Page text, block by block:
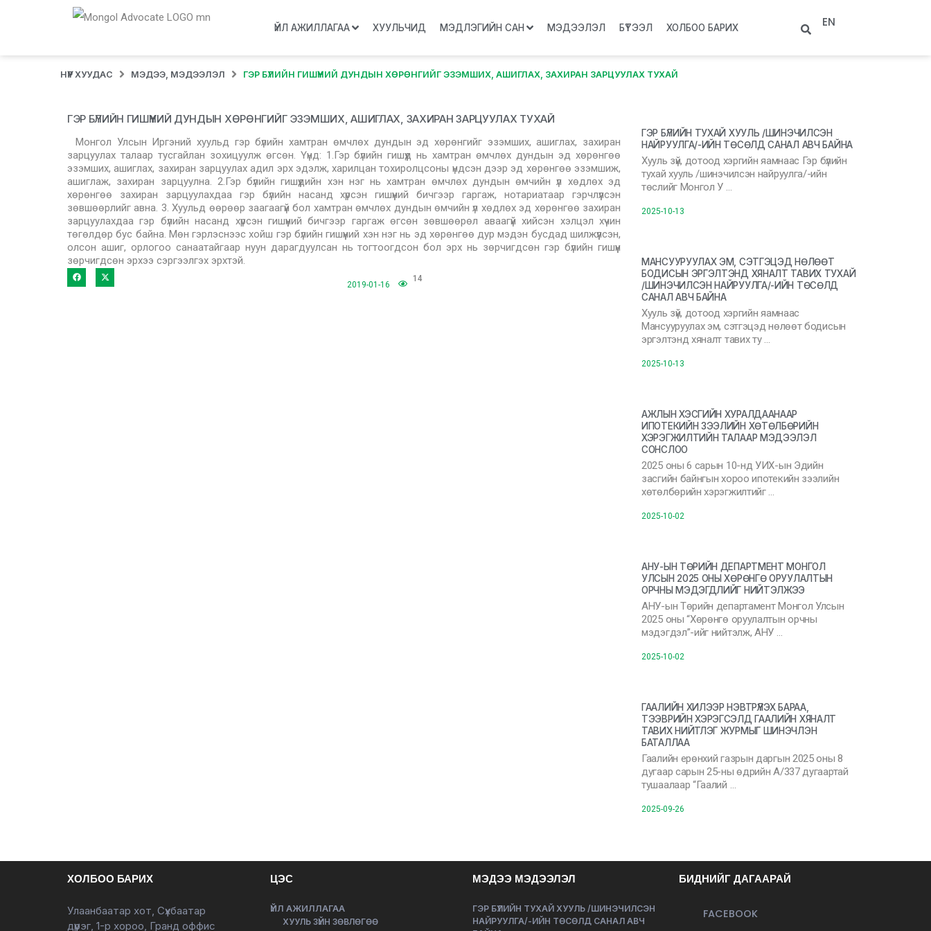
ҮЙЛ АЖИЛЛАГАА ХУУЛЬЧИД МЭДЛЭГИЙН САН МЭДЭЭЛЭЛ БҮТЭЭЛ ХОЛБОО БАРИХ EN
НҮҮР ХУУДАС МЭДЭЭ, МЭДЭЭЛЭЛ ГЭР БҮЛИЙН ГИШҮҮНИЙ ДУНДЫН ХӨРӨНГИЙГ ЭЗЭМШИХ, АШИГЛАХ, ЗАХИРАН ЗАРЦУУЛАХ ТУХАЙ
ГЭР БҮЛИЙН ГИШҮҮНИЙ ДУНДЫН ХӨРӨНГИЙГ ЭЗЭМШИХ, АШИГЛАХ, ЗАХИРАН ЗАРЦУУЛАХ ТУХАЙ
Монгол Улсын Иргэний хуульд гэр бүлийн хамтран өмчлөх дундын эд хөрөнгийг эзэмших, ашиглах, захиран
зарцуулах талаар тусгайлан зохицуулж өгсөн. Үүнд: 1.Гэр бүлийн гишүүд нь хамтран өмчлөх дундын эд хөрөнгөө
эзэмших, ашиглах, захиран зарцуулах адил эрх эдэлж, харилцан тохиролцсоны үндсэн дээр эд хөрөнгөө эзэмшиж,
ашиглаж, захиран зарцуулна. 2.Гэр бүлийн гишүүдийн хэн нэг нь хамтран өмчлөх дундын өмчийн үл хөдлөх эд
хөрөнгөө захиран зарцуулахдаа гэр бүлийн насанд хүрсэн гишүүний бичгээр гаргаж, нотариатаар гэрчлүүлсэн
зөвшөөрлийг авна. 3. Хуульд өөрөөр заагаагүй бол хамтран өмчлөх дундын өмчийн үл хөдлөх эд хөрөнгөө захиран
зарцуулахдаа гэр бүлийн насанд хүрсэн гишүүний бичгээр гаргаж өгсөн зөвшөөрөл аваагүй хийсэн хэлцэл хүчин
төгөлдөр бус байна. Мөн гэрлэснээс хойш гэр бүлийн гишүүний хэн нэг нь эд хөрөнгөө дур мэдэн бусдад шилжүүлсэн,
олсон ашиг, орлогоо санаатайгаар нуун дарагдуулсан нь тогтоогдсон бол эрх нь зөрчигдсөн гэр бүлийн гишүүн
зөрчигдсөн эрхээ сэргээлгэх эрхтэй.
2019-01-16
14
ГЭР БҮЛИЙН ТУХАЙ ХУУЛЬ /ШИНЭЧИЛСЭН
НАЙРУУЛГА/-ИЙН ТӨСӨЛД САНАЛ АВЧ БАЙНА
Хууль зүй, дотоод хэргийн яамнаас Гэр бүлийн
тухай хууль /шинэчилсэн найруулга/-ийн
төслийг Монгол У …
2025-10-13
МАНСУУРУУЛАХ ЭМ, СЭТГЭЦЭД НӨЛӨӨТ
БОДИСЫН ЭРГЭЛТЭНД ХЯНАЛТ ТАВИХ ТУХАЙ
/ШИНЭЧИЛСЭН НАЙРУУЛГА/-ИЙН ТӨСӨЛД
САНАЛ АВЧ БАЙНА
Хууль зүй, дотоод хэргийн яамнаас
Мансууруулах эм, сэтгэцэд нөлөөт бодисын
эргэлтэнд хяналт тавих ту …
2025-10-13
АЖЛЫН ХЭСГИЙН ХУРАЛДААНААР
ИПОТЕКИЙН ЗЭЭЛИЙН ХӨТӨЛБӨРИЙН
ХЭРЭГЖИЛТИЙН ТАЛААР МЭДЭЭЛЭЛ
СОНСЛОО
2025 оны 6 сарын 10-нд УИХ-ын Эдийн
засгийн байнгын хороо ипотекийн зээлийн
хөтөлбөрийн хэрэгжилтийг …
2025-10-02
АНУ-ЫН ТӨРИЙН ДЕПАРТМЕНТ МОНГОЛ
УЛСЫН 2025 ОНЫ ХӨРӨНГӨ ОРУУЛАЛТЫН
ОРЧНЫ МЭДЭГДЛИЙГ НИЙТЭЛЖЭЭ
АНУ-ын Төрийн департамент Монгол Улсын
2025 оны “Хөрөнгө оруулалтын орчны
мэдэгдэл”-ийг нийтэлж, АНУ …
2025-10-02
ГААЛИЙН ХИЛЭЭР НЭВТРҮҮЛЭХ БАРАА,
ТЭЭВРИЙН ХЭРЭГСЭЛД ГААЛИЙН ХЯНАЛТ
ТАВИХ НИЙТЛЭГ ЖУРМЫГ ШИНЭЧЛЭН
БАТАЛЛАА
Гаалийн ерөнхий газрын даргын 2025 оны 8
дугаар сарын 25-ны өдрийн А/337 дугаартай
тушаалаар “Гаалий …
2025-09-26
ХОЛБОО БАРИХ
Улаанбаатар хот, Сүхбаатар
дүүрэг, 1-р хороо, Гранд оффис
ЦЭС
ҮЙЛ АЖИЛЛАГАА
ХУУЛЬ ЗҮЙН ЗӨВЛӨГӨӨ
МЭДЭЭ МЭДЭЭЛЭЛ
ГЭР БҮЛИЙН ТУХАЙ ХУУЛЬ /ШИНЭЧИЛСЭН
НАЙРУУЛГА/-ИЙН ТӨСӨЛД САНАЛ АВЧ
БИДНИЙГ ДАГААРАЙ
FACEBOOK